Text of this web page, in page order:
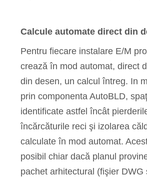
Calcule automate direct din
Pentru fiecare instalare E/M
crează în mod automat, direct
din desen, un calcul întreg. In
prin componenta AutoBLD,
identificate astfel încât
încărcăturile reci şi izolarea
calculate în mod automat.
posibil chiar dacă planul
pachet arhitectural (fişier DWG